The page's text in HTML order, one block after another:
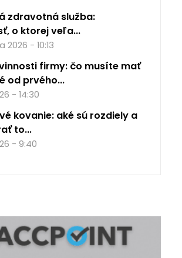
zdravotná služba:
o ktorej veľa...
2026 - 10:13
firmy: čo musíte mať
od prvého...
- 14:30
kovanie: aké sú rozdiely a
to...
- 9:40